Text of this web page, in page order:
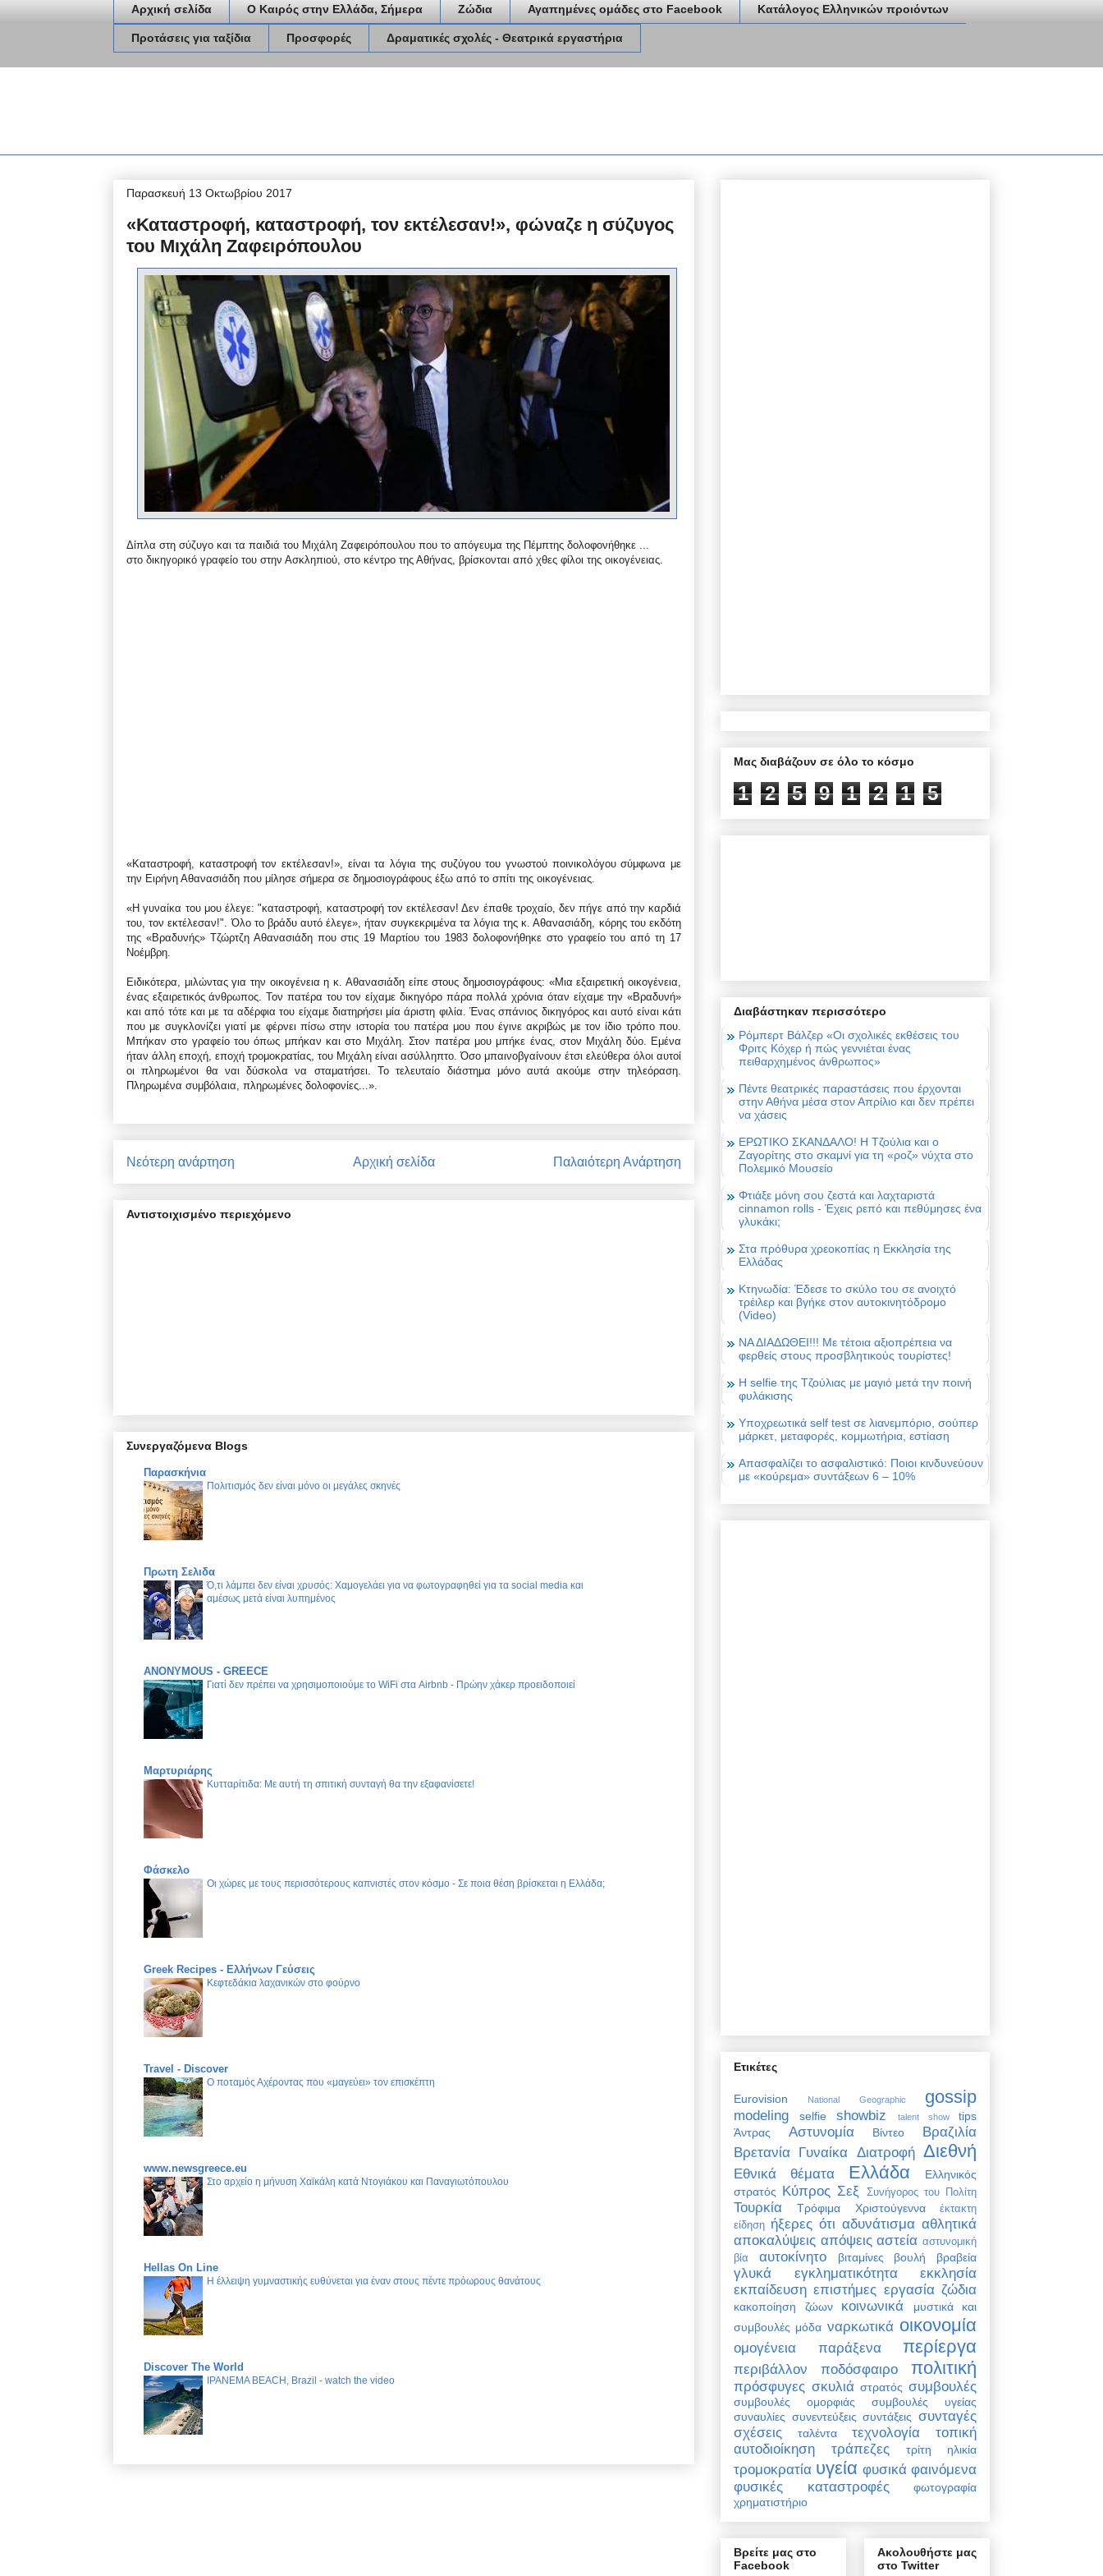
Αρχική σελίδα Ο Καιρός στην Ελλάδα, Σήμερα Ζώδια Αγαπημένες ομάδες στο Facebook Κατάλογος Ελληνικών προιόντων
Προτάσεις για ταξίδια Προσφορές Δραματικές σχολές - Θεατρικά εργαστήρια
Παρασκευή 13 Οκτωβρίου 2017
«Καταστροφή, καταστροφή, τον εκτέλεσαν!», φώναζε η σύζυγος
του Μιχάλη Ζαφειρόπουλου
Δίπλα στη σύζυγο και τα παιδιά του Μιχάλη Ζαφειρόπουλου που το απόγευμα της Πέμπτης δολοφονήθηκε ...
στο δικηγορικό γραφείο του στην Ασκληπιού, στο κέντρο της Αθήνας, βρίσκονται από χθες φίλοι της οικογένειας.
«Καταστροφή, καταστροφή τον εκτέλεσαν!», είναι τα λόγια της συζύγου του γνωστού ποινικολόγου σύμφωνα με
την Ειρήνη Αθανασιάδη που μίλησε σήμερα σε δημοσιογράφους έξω από το σπίτι της οικογένειας.
«Η γυναίκα του μου έλεγε: "καταστροφή, καταστροφή τον εκτέλεσαν! Δεν έπαθε τροχαίο, δεν πήγε από την καρδιά
του, τον εκτέλεσαν!". Όλο το βράδυ αυτό έλεγε», ήταν συγκεκριμένα τα λόγια της κ. Αθανασιάδη, κόρης του εκδότη
της «Βραδυνής» Τζώρτζη Αθανασιάδη που στις 19 Μαρτίου του 1983 δολοφονήθηκε στο γραφείο του από τη 17
Νοέμβρη.
Ειδικότερα, μιλώντας για την οικογένεια η κ. Αθανασιάδη είπε στους δημοσιογράφους: «Μια εξαιρετική οικογένεια,
ένας εξαιρετικός άνθρωπος. Τον πατέρα του τον είχαμε δικηγόρο πάρα πολλά χρόνια όταν είχαμε την «Βραδυνή»
και από τότε και με τα αδέρφια του είχαμε διατηρήσει μία άριστη φιλία. Ένας σπάνιος δικηγόρος και αυτό είναι κάτι
που με συγκλονίζει γιατί με φέρνει πίσω στην ιστορία του πατέρα μου που έγινε ακριβώς με τον ίδιο τρόπο που.
Μπήκαν στο γραφείο του όπως μπήκαν και στο Μιχάλη. Στον πατέρα μου μπήκε ένας, στον Μιχάλη δύο. Εμένα
ήταν άλλη εποχή, εποχή τρομοκρατίας, του Μιχάλη είναι ασύλληπτο. Όσο μπαινοβγαίνουν έτσι ελεύθερα όλοι αυτοί
οι πληρωμένοι θα ναι δύσκολα να σταματήσει. Το τελευταίο διάστημα μόνο αυτά ακούμε στην τηλεόραση.
Πληρωμένα συμβόλαια, πληρωμένες δολοφονίες...».
Νεότερη ανάρτηση Παλαιότερη Ανάρτηση
Αρχική σελίδα
Αντιστοιχισμένο περιεχόμενο
Συνεργαζόμενα Blogs
Παρασκήνια
Πολιτισμός δεν είναι μόνο οι μεγάλες σκηνές
Πρωτη Σελιδα
Ό,τι λάμπει δεν είναι χρυσός: Χαμογελάει για να φωτογραφηθεί για τα social media και
αμέσως μετά είναι λυπημένος
ANONYMOUS - GREECE
Γιατί δεν πρέπει να χρησιμοποιούμε το WiFi στα Airbnb - Πρώην χάκερ προειδοποιεί
Μαρτυριάρης
Κυτταρίτιδα: Με αυτή τη σπιτική συνταγή θα την εξαφανίσετε!
Φάσκελο
Οι χώρες με τους περισσότερους καπνιστές στον κόσμο - Σε ποια θέση βρίσκεται η Ελλάδα;
Greek Recipes - Ελλήνων Γεύσεις
Κεφτεδάκια λαχανικών στο φούρνο
Travel - Discover
Ο ποταμός Αχέροντας που «μαγεύει» τον επισκέπτη
www.newsgreece.eu
Στο αρχείο η μήνυση Χαϊκάλη κατά Ντογιάκου και Παναγιωτόπουλου
Hellas On Line
Η έλλειψη γυμναστικής ευθύνεται για έναν στους πέντε πρόωρους θανάτους
Discover The World
IPANEMA BEACH, Brazil - watch the video
Μας διαβάζουν σε όλο το κόσμο
1 2 5 9 1 2 1 5
Διαβάστηκαν περισσότερο
Ρόμπερτ Βάλζερ «Οι σχολικές εκθέσεις του
Φριτς Κόχερ ή πώς γεννιέται ένας
πειθαρχημένος άνθρωπος»
Πέντε θεατρικές παραστάσεις που έρχονται
στην Αθήνα μέσα στον Απρίλιο και δεν πρέπει
να χάσεις
ΕΡΩΤΙΚΟ ΣΚΑΝΔΑΛΟ! Η Τζούλια και ο
Ζαγορίτης στο σκαμνί για τη «ροζ» νύχτα στο
Πολεμικό Μουσείο
Φτιάξε μόνη σου ζεστά και λαχταριστά
cinnamon rolls - Έχεις ρεπό και πεθύμησες ένα
γλυκάκι;
Στα πρόθυρα χρεοκοπίας η Εκκλησία της
Ελλάδας
Κτηνωδία: Έδεσε το σκύλο του σε ανοιχτό
τρέιλερ και βγήκε στον αυτοκινητόδρομο
(Video)
ΝΑ ΔΙΑΔΩΘΕΙ!!! Με τέτοια αξιοπρέπεια να
φερθείς στους προσβλητικούς τουρίστες!
Η selfie της Τζούλιας με μαγιό μετά την ποινή
φυλάκισης
Υποχρεωτικά self test σε λιανεμπόριο, σούπερ
μάρκετ, μεταφορές, κομμωτήρια, εστίαση
Απασφαλίζει το ασφαλιστικό: Ποιοι κινδυνεύουν
με «κούρεμα» συντάξεων 6 – 10%
Ετικέτες
Eurovision National Geographic gossip
modeling selfie showbiz talent show
tips
Άντρας
Αστυνομία Βίντεο
Βραζιλία
Βρετανία Γυναίκα Διατροφή Διεθνή
Εθνικά θέματα Ελλάδα
Ελληνικός
στρατός Κύπρος Σεξ Συνήγορος του Πολίτη
Τουρκία Τρόφιμα Χριστούγεννα
έκτακτη
είδηση ήξερες ότι αδυνάτισμα αθλητικά
αποκαλύψεις απόψεις αστεία αστυνομική
βία
αυτοκίνητο βιταμίνες βουλή βραβεία
γλυκά εγκληματικότητα
εκκλησία
εκπαίδευση επιστήμες εργασία ζώδια
κακοποίηση ζώων κοινωνικά
μυστικά και
συμβουλές μόδα ναρκωτικά οικονομία
ομογένεια παράξενα περίεργα
περιβάλλον ποδόσφαιρο πολιτική
πρόσφυγες σκυλιά στρατός συμβουλές
συμβουλές ομορφιάς
συμβουλές υγείας
συναυλίες συνεντεύξεις συντάξεις συνταγές
σχέσεις
ταλέντα τεχνολογία
τοπική
αυτοδιοίκηση
τράπεζες τρίτη ηλικία
τρομοκρατία υγεία φυσικά φαινόμενα
φυσικές καταστροφές
φωτογραφία
χρηματιστήριο
Βρείτε μας στο
Facebook
Ακολουθήστε μας
στο Twitter